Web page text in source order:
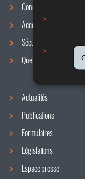
Menu
de
navigation
Conditions de travail
Accords collectifs
Sécurité / Santé au travail
Questions / réponses
Actualités
Publications
Formulaires
Législations
Espace presse